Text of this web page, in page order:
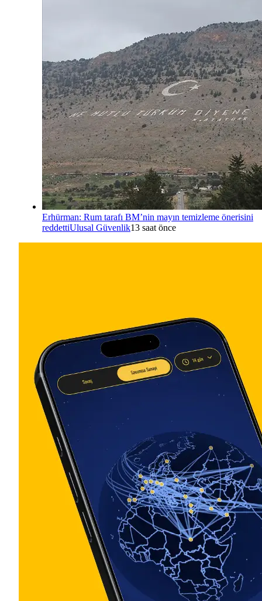
Erhürman: Rum tarafı BM’nin mayın temizleme önerisini
reddettiUlusal Güvenlik13 saat önce